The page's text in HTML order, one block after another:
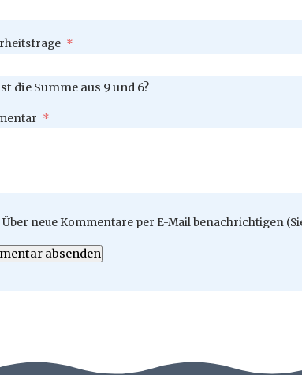
*
die Summe aus 9 und 6?
*
Über neue Kommentare per E-Mail benachrichtigen
absenden